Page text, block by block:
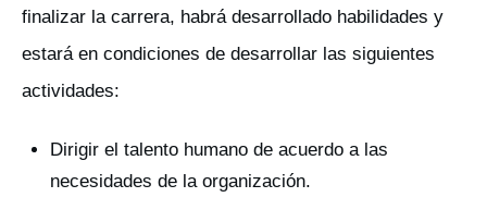
finalizar la carrera, habrá desarrollado habilidades y
estará en condiciones de desarrollar las siguientes
actividades:
Dirigir el talento humano de acuerdo a las
necesidades de la organización.